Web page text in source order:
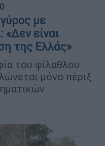
με
είναι
της Ελλάς»
του φίλαθλου
μόνο πέριξ